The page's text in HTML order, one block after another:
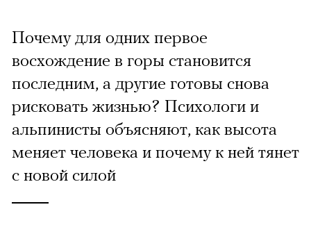
Почему для одних первое
восхождение в горы становится
последним, а другие готовы снова
рисковать жизнью? Психологи и
альпинисты объясняют, как высота
меняет человека и почему к ней тянет
с новой силой